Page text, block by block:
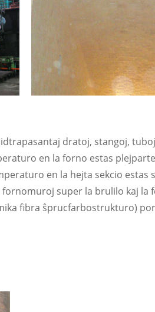
dratoj, stangoj,
en la forno estas
en la hejta sekcio estas
super la brulilo kaj la
fibra ŝprucfarbostrukturo)